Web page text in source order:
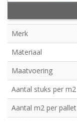
Merk
Materiaal
Maatvoering
Aantal stuks per m2
Aantal m2 per pallet